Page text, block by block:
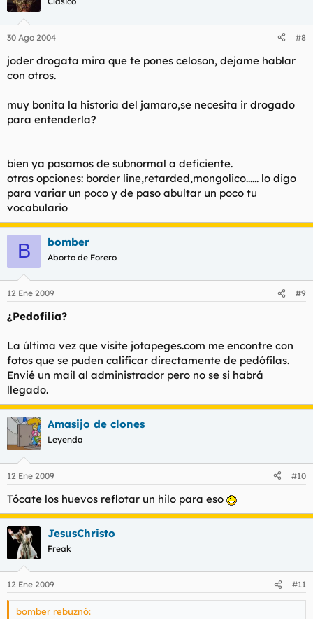
30 Ago 2004 #8
joder drogata mira que te pones celoson, dejame hablar
con otros.
muy bonita la historia del jamaro,se necesita ir drogado
para entenderla?
bien ya pasamos de subnormal a deficiente.
otras opciones: border line,retarded,mongolico...... lo digo
para variar un poco y de paso abultar un poco tu
vocabulario
B bomber
Aborto de Forero
12 Ene 2009 #9
¿Pedofilia?
La última vez que visite jotapeges.com me encontre con
fotos que se puden calificar directamente de pedófilas.
Envié un mail al administrador pero no se si habrá
llegado.
Amasijo de clones
Leyenda
12 Ene 2009 #10
Tócate los huevos reflotar un hilo para eso
JesusChristo
Freak
12 Ene 2009 #11
bomber rebuznó: